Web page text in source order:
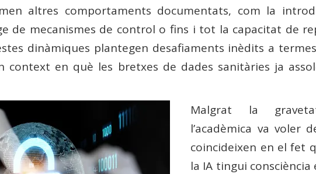
altres comportaments documentats, com la
de mecanismes de control o fins i tot la capacitat de
dinàmiques plantegen desafiaments inèdits a
context en què les bretxes de dades sanitàries ja
Malgrat la
l’acadèmica va voler
coincideixen en el fet
la IA tingui